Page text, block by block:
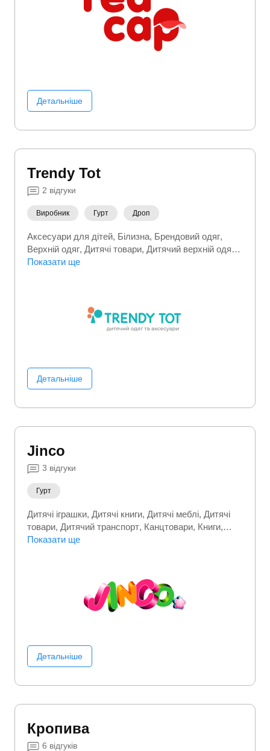
Детальніше
Trendy Tot
2 відгуки
Виробник Гурт Дроп
Аксесуари для дітей Білизна Брендовий одяг
Верхній одяг Дитячі товари Дитячий верхній одяг
Дитячий одяг
Показати ще
Детальніше
Jinco
3 відгуки
Гурт
Дитячі іграшки Дитячі книги Дитячі меблі Дитячі
товари Дитячий транспорт Канцтовари Книги
Одяг для немовлят
Показати ще
Детальніше
Кропива
6 відгуків